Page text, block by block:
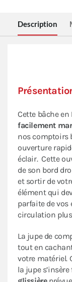
Description
Cette bâche
facilement
nos comptoirs
ouverture
éclair. Cette
de son bord
et sortir de
élément qui
parfaite de
circulation
La jupe de
tout en
votre matériel.
la jupe s’insère